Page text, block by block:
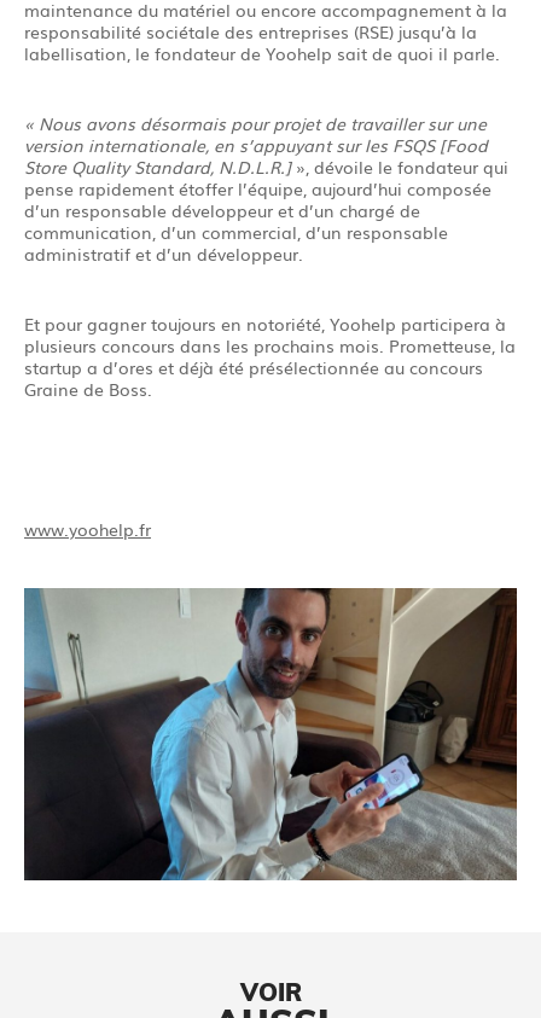
maintenance du matériel ou encore accompagnement à la
responsabilité sociétale des entreprises (RSE) jusqu’à la
labellisation, le fondateur de Yoohelp sait de quoi il parle.
« Nous avons désormais pour projet de travailler sur une
version internationale, en s’appuyant sur les FSQS [Food
Store Quality Standard, N.D.L.R.]», dévoile le fondateur qui
pense rapidement étoffer l’équipe, aujourd’hui composée
d’un responsable développeur et d’un chargé de
communication, d’un commercial, d’un responsable
administratif et d’un développeur.
Et pour gagner toujours en notoriété, Yoohelp participera à
plusieurs concours dans les prochains mois. Prometteuse, la
startup a d’ores et déjà été présélectionnée au concours
Graine de Boss.
www.yoohelp.fr
VOIR